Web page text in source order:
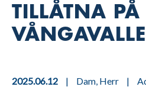
TILLÅTNA PÅ
2025.06.12 | Dam, Herr |